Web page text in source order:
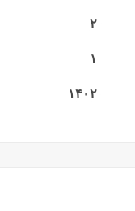
۲
۱
۱۴۰۲